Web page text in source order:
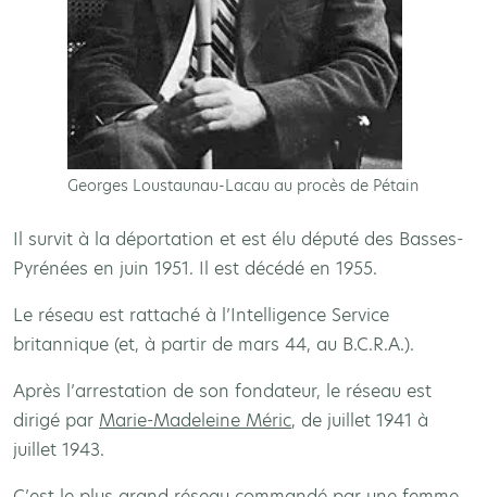
Georges Loustaunau-Lacau au procès de Pétain
Il survit à la déportation et est élu député des Basses-
Pyrénées en juin 1951. Il est décédé en 1955.
Le réseau est rattaché à l’Intelligence Service
britannique (et, à partir de mars 44, au B.C.R.A.).
Après l’arrestation de son fondateur, le réseau est
dirigé par Marie-Madeleine Méric, de juillet 1941 à
juillet 1943.